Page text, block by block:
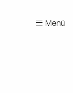
Menú